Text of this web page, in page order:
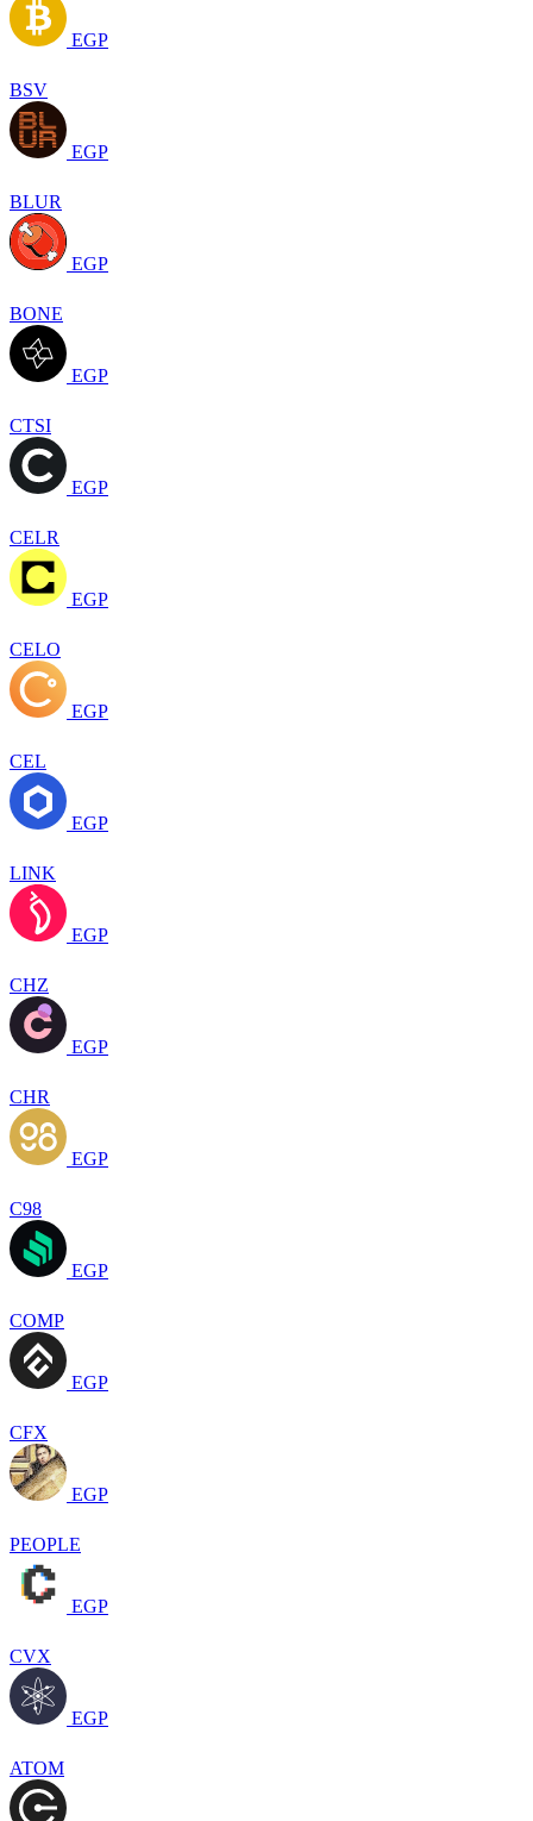
EGP
BSV
EGP
BLUR
EGP
BONE
EGP
CTSI
EGP
CELR
EGP
CELO
EGP
CEL
EGP
LINK
EGP
CHZ
EGP
CHR
EGP
C98
EGP
COMP
EGP
CFX
EGP
PEOPLE
EGP
CVX
EGP
ATOM